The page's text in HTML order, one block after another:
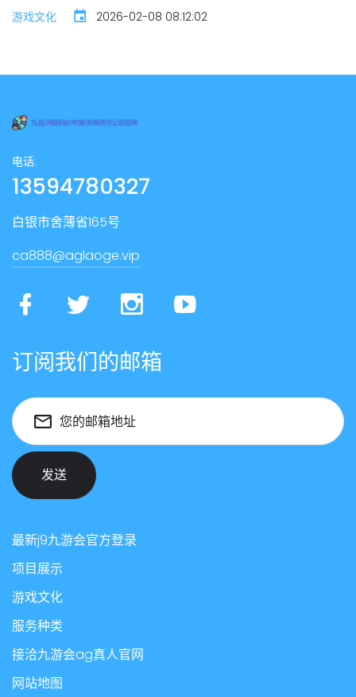
游戏文化 2026-02-08 08:12:02
电话:
13594780327
白银市舍薄省165号
ca888@aglaoge.vip
订阅我们的邮箱
您的邮箱地址
发送
最新j9九游会官方登录
项目展示
游戏文化
服务种类
接洽九游会ag真人官网
网站地图